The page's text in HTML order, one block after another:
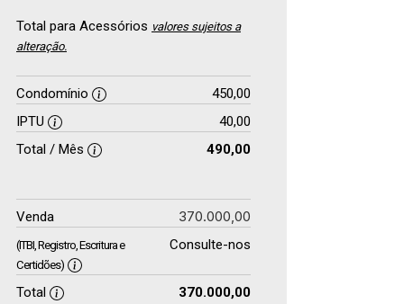
Total para Acessórios valores sujeitos a
alteração.
Condomínio
450,00
IPTU
40,00
Total / Mês
490,00
Venda 370.000,00
(ITBI, Registro, Escritura e
Certidões)
Consulte-nos
Total 370.000,00